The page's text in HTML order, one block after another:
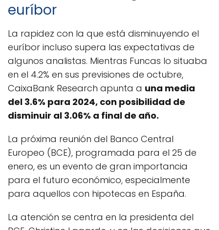
euríbor
La rapidez con la que está disminuyendo el
euríbor incluso supera las expectativas de
algunos analistas. Mientras Funcas lo situaba
en el 4.2% en sus previsiones de octubre,
CaixaBank Research apunta a una media
del 3.6% para 2024, con posibilidad de
disminuir al 3.06% a final de año.
La próxima reunión del Banco Central
Europeo (BCE), programada para el 25 de
enero, es un evento de gran importancia
para el futuro económico, especialmente
para aquellos con hipotecas en España.
La atención se centra en la presidenta del